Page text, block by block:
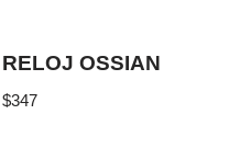
RELOJ OSSIAN
$347